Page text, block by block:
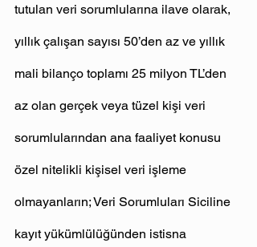
tutulan veri sorumlularına ilave olarak,
yıllık çalışan sayısı 50’den az ve yıllık
mali bilanço toplamı 25 milyon TL’den
az olan gerçek veya tüzel kişi veri
sorumlularından ana faaliyet konusu
özel nitelikli kişisel veri işleme
olmayanların; Veri Sorumluları Siciline
kayıt yükümlülüğünden istisna